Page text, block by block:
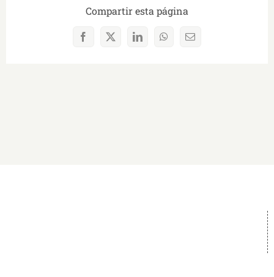
Compartir esta página
Facebook
X LinkedInWhatsAppCorreo